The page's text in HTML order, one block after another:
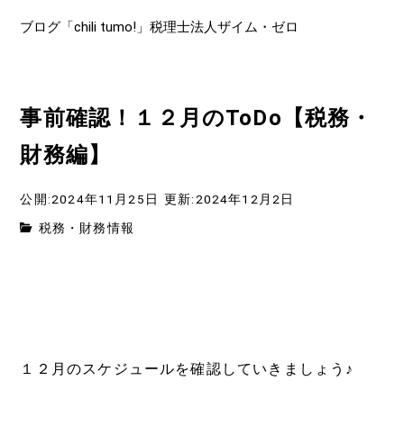
ブログ「chili tumo!」税理士法人ザイム・ゼロ
事前確認！１２月のToDo【税務・
財務編】
公開:2024年11月25日 更新:2024年12月2日
税務・財務情報
１２月のスケジュールを確認していきましょう♪